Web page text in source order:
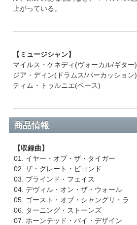
上がっている。
【ミュージシャン】
マイルス・ケネディ(ヴォーカル/ギター)
ジア・ディン(ドラムス/パーカッション)
ティム・トゥルニエ(ベース)
商品情報
【収録曲】
01. イヤー・オブ・ザ・タイガー
02. ザ・グレート・ビヨンド
03. ブラインド・フェイス
04. デヴィル・オン・ザ・ウォール
05. ゴースト・オブ・シャングリ・ラ
06. ターニング・ストーンズ
07. ホーンテッド・バイ・デザイン